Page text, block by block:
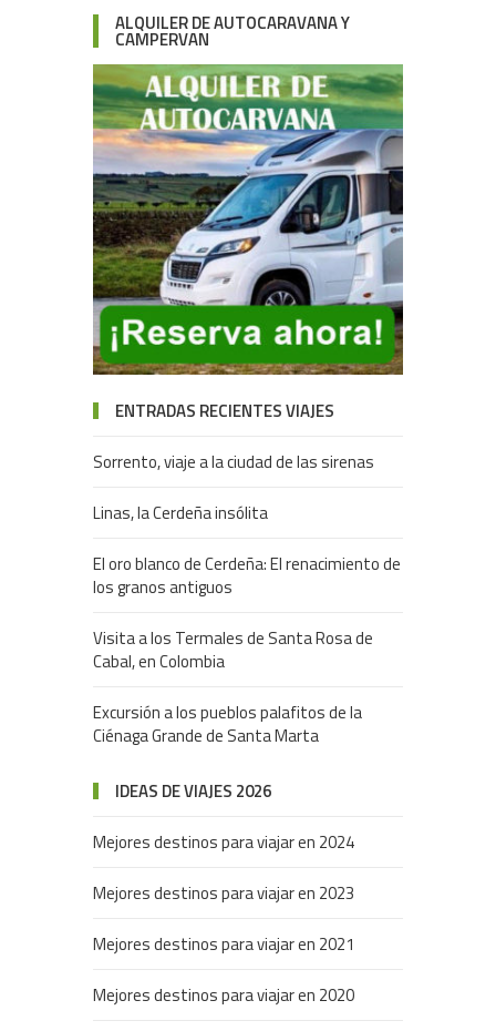
ALQUILER DE AUTOCARAVANA Y
CAMPERVAN
ENTRADAS RECIENTES VIAJES
Sorrento, viaje a la ciudad de las sirenas
Linas, la Cerdeña insólita
El oro blanco de Cerdeña: El renacimiento de
los granos antiguos
Visita a los Termales de Santa Rosa de
Cabal, en Colombia
Excursión a los pueblos palafitos de la
Ciénaga Grande de Santa Marta
IDEAS DE VIAJES 2026
Mejores destinos para viajar en 2024
Mejores destinos para viajar en 2023
Mejores destinos para viajar en 2021
Mejores destinos para viajar en 2020